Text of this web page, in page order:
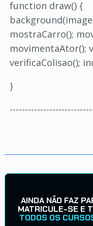
function draw() {
mostraCarro();
movimentaAtor();
verificaColisao();
}
AINDA NÃO FAZ
MATRICULE-SE E
TODOS OS